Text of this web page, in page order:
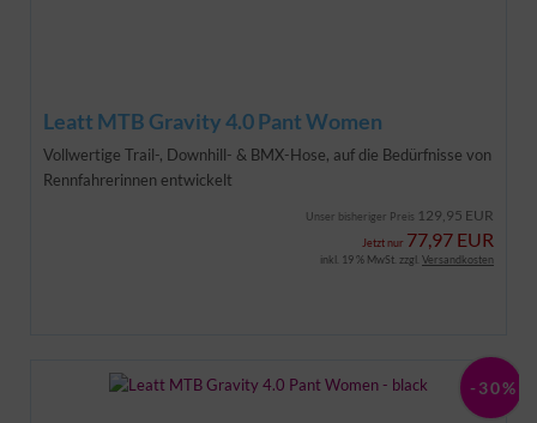
Leatt MTB Gravity 4.0 Pant Women
Vollwertige Trail-, Downhill- & BMX-Hose, auf die Bedürfnisse von
Rennfahrerinnen entwickelt
Unser bisheriger Preis 129,95 EUR
Jetzt nur 77,97 EUR
inkl. 19 % MwSt. zzgl. Versandkosten
-30%